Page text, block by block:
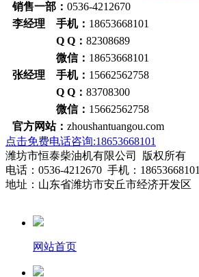
销售一部： 0536-4212670
李经理 手机： 18653668101
Q Q： 82308689
微信： 18653668101
张经理 手机： 15662562758
Q Q： 83708300
微信： 15662562758
官方网站： zhoushantuangou.com
点击免费电话咨询:18653668101
潍坊市恒泰柴油机有限公司 版权所有
电话：0536-4212670 手机：18653668101
地址：山东省潍坊市安丘市经济开发区
网站首页